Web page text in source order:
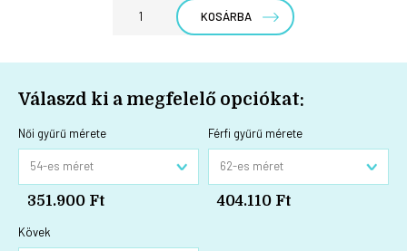
KOSÁRBA
Válaszd ki a megfelelő opciókat:
Női gyűrű mérete
351.900 Ft
Férfi gyűrű mérete
404.110 Ft
Kövek